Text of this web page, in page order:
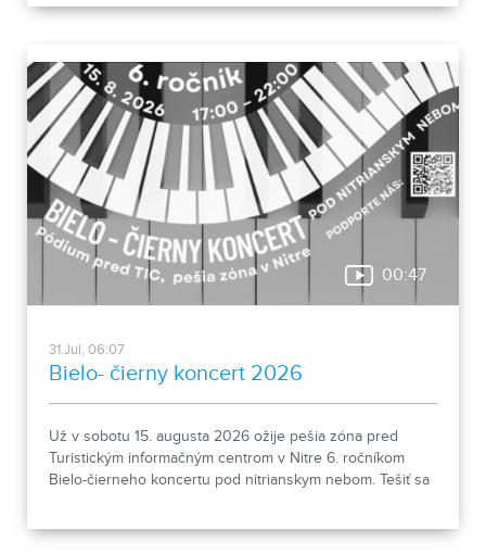
00:47
31.Jul, 06:07
Bielo- čierny koncert 2026
Už v sobotu 15. augusta 2026 ožije pešia zóna pred
Turistickým informačným centrom v Nitre 6. ročníkom
Bielo-čierneho koncertu pod nitrianskym nebom. Tešiť sa